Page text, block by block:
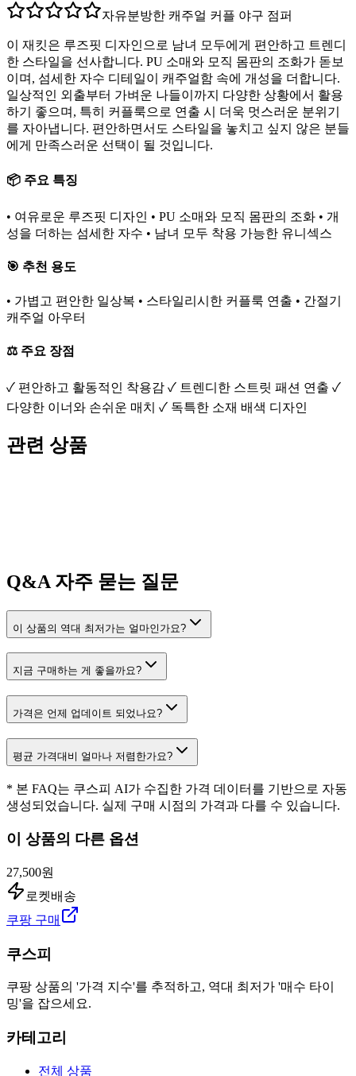
자유분방한 캐주얼 커플 야구 점퍼
이 재킷은 루즈핏 디자인으로 남녀 모두에게 편안하고 트렌디
한 스타일을 선사합니다. PU 소매와 모직 몸판의 조화가 돋보
이며, 섬세한 자수 디테일이 캐주얼함 속에 개성을 더합니다.
일상적인 외출부터 가벼운 나들이까지 다양한 상황에서 활용
하기 좋으며, 특히 커플룩으로 연출 시 더욱 멋스러운 분위기
를 자아냅니다. 편안하면서도 스타일을 놓치고 싶지 않은 분들
에게 만족스러운 선택이 될 것입니다.
📦 주요 특징
• 여유로운 루즈핏 디자인 • PU 소매와 모직 몸판의 조화 • 개
성을 더하는 섬세한 자수 • 남녀 모두 착용 가능한 유니섹스
🎯 추천 용도
• 가볍고 편안한 일상복 • 스타일리시한 커플룩 연출 • 간절기
캐주얼 아우터
⚖️ 주요 장점
✓ 편안하고 활동적인 착용감 ✓ 트렌디한 스트릿 패션 연출 ✓
다양한 이너와 손쉬운 매치 ✓ 독특한 소재 배색 디자인
관련 상품
Q&A 자주 묻는 질문
이 상품의 역대 최저가는 얼마인가요?
지금 구매하는 게 좋을까요?
가격은 언제 업데이트 되었나요?
평균 가격대비 얼마나 저렴한가요?
* 본 FAQ는 쿠스피 AI가 수집한 가격 데이터를 기반으로 자동
생성되었습니다. 실제 구매 시점의 가격과 다를 수 있습니다.
이 상품의 다른 옵션
27,500원
로켓배송
쿠팡 구매
쿠스피
쿠팡 상품의 '가격 지수'를 추적하고, 역대 최저가 '매수 타이
밍'을 잡으세요.
카테고리
전체 상품